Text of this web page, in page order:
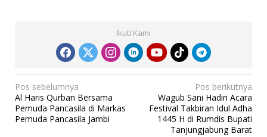
Ikuti Kami
N
a
v
Pos sebelumnya
Al Haris Qurban Bersama
Pemuda Pancasila di Markas
Pemuda Pancasila Jambi
Pos berikutnya
Wagub Sani Hadiri Acara
Festival Takbiran Idul Adha
1445 H di Rumdis Bupati
Tanjungjabung Barat